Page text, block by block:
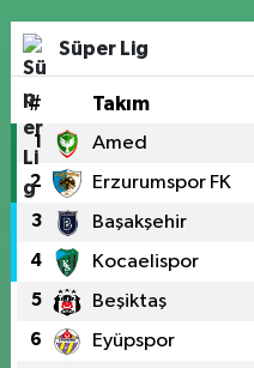
Süper Lig
# Takım
1 Amed
2 Erzurumspor FK
3 Başakşehir
4 Kocaelispor
5 Beşiktaş
6 Eyüpspor